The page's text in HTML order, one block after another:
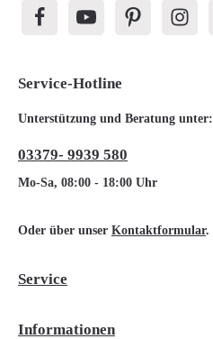
Service-Hotline
Unterstützung und Beratung unter:
03379- 9939 580
Mo-Sa, 08:00 - 18:00 Uhr
Oder über unser Kontaktformular.
Service
Informationen